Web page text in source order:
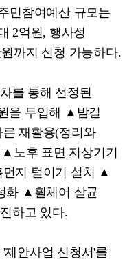
민참여예산 규모는
2억원, 행사성
까지 신청 가능하다.
를 통해 선정된
을 투입해 ▲ 밤길
른 재활용(정리와
▲ 노후 표면 지상기기
지 털이기 설치
▲
화 ▲ 휠체어 살균
하고 있다.
'제안사업 신청서'를